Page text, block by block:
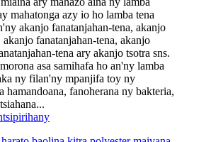
mahatonga azy io ho lamba tena
akanjo fanatanjahan-tena, akanjo
fanatanjahan-tena, akanjo
tena ary akanjo tsotra sns.
asa samihafa ho an'ny lamba
ny filan'ny mpanjifa toy ny
hamandoana, fanoherana ny bakteria,